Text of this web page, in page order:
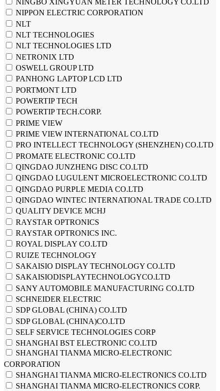
NINGBO XINGYUAN METER TECHNOLOGY CO.LTD
NIPPON ELECTRIC CORPORATION
NLT
NLT TECHNOLOGIES
NLT TECHNOLOGIES LTD
NЕТRОNIХ LTD
OSWELL GROUP LTD
PANHONG LAPTOP LCD LTD
PORTMONT LTD
POWERTIP TECH
POWERTIP TECH.CORP.
PRIME VIEW
PRIME VIEW INTERNATIONAL CO.LTD
PRO INTELLECT TECHNOLOGY (SHENZHEN) CO.LTD
PROMATE ELECTRONIC CO.LTD
QINGDAO JUNZHENG DISC CO.LTD
QINGDAO LUGULENT MICROELECTRONIC CO.LTD
QINGDAO PURPLE MEDIA CO.LTD
QINGDAO WINTEC INTERNATIONAL TRADE CO.LTD
QUALITY DEVICE MCHJ
RAYSTAR OPTRONICS
RAYSTAR OPTRONICS INC.
ROYAL DISPLAY CO.LTD
RUIZE TECHNOLOGY
SAKAISIO DISPLAY TECHNOLOGY CO.LTD
SAKAISIODISPLAYTECHNOLOGYCO.LTD
SANY AUTOMOBILE MANUFACTURING CO.LTD
SCHNEIDER ELECTRIC
SDP GLOBAL (CHINA) CO.LTD
SDP GLOBAL (CHINA)CO.LTD
SELF SERVICE TECHNOLOGIES CORP
SHANGHAI BST ELECTRONIC CO.LTD
SHANGHAI TIANMA MICRO-ELECTRONIC
CORPORATION
SHANGHAI TIANMA MICRO-ELECTRONICS CO.LTD
SHANGHAI TIANMA MICRO-ELECTRONICS CORP.